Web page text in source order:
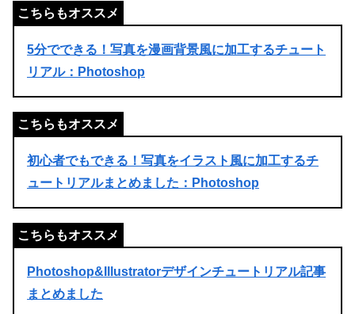
5分でできる！写真を漫画背景風に加工するチュート
リアル：Photoshop
初心者でもできる！写真をイラスト風に加工するチ
ュートリアルまとめました：Photoshop
Photoshop&Illustratorデザインチュートリアル記事
まとめました